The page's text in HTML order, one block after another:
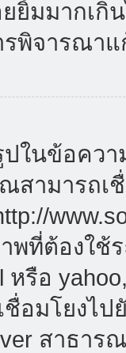
ยิ้มมากเกิ
รพิจารณา
ในข้อคว
ามารถเชื่
พที่ต้องใ
หรือ
อมโยงไ
สาธาร